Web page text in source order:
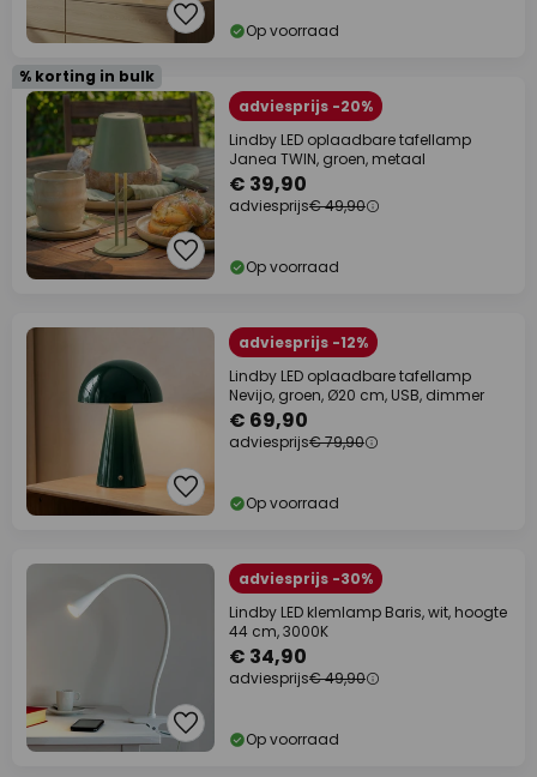
Op voorraad
% korting in bulk
adviesprijs -20%
Lindby LED oplaadbare tafellamp
Janea TWIN, groen, metaal
€ 39,90
adviesprijs€ 49,90
Op voorraad
adviesprijs -12%
Lindby LED oplaadbare tafellamp
Nevijo, groen, Ø20 cm, USB, dimmer
€ 69,90
adviesprijs€ 79,90
Op voorraad
adviesprijs -30%
Lindby LED klemlamp Baris, wit, hoogte
44 cm, 3000K
€ 34,90
adviesprijs€ 49,90
Op voorraad